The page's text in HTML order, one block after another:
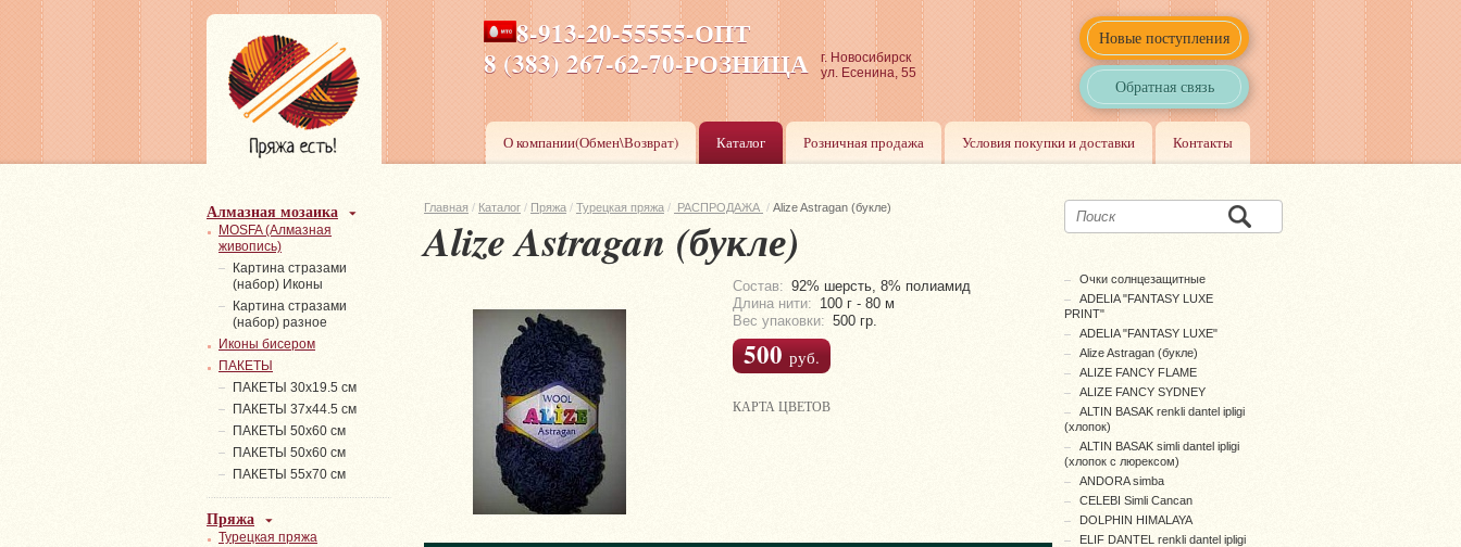
Новые поступления
Обратная связь
8-913-20-55555-ОПТ
8 (383) 267-62-70-РОЗНИЦА
ПН-ПТ 8-17,СБ-ВС 9-17
г. Новосибирск
ул. Есенина, 55
О компании(Обмен\Возврат) Каталог Розничная продажа Условия покупки и доставки Контакты
Главная / Каталог / Пряжа / Турецкая пряжа / РАСПРОДАЖА / Alize Astragan (букле)
Alize Astragan (букле)
Состав: 92% шерсть, 8% полиамид
Длина нити: 100 г - 80 м
Вес упаковки: 500 гр.
500руб.
КАРТА ЦВЕТОВ
Алмазная мозаика
MOSFA (Алмазная
живопись)
Картина стразами
(набор) Иконы
Картина стразами
(набор) разное
Иконы бисером
ПАКЕТЫ
ПАКЕТЫ 30х19.5 см
ПАКЕТЫ 37х44.5 см
ПАКЕТЫ 50х60 см
ПАКЕТЫ 50х60 см
ПАКЕТЫ 55х70 см
Пряжа
Турецкая пряжа
Очки солнцезащитные
ADELIA "FANTASY LUXE
PRINT"
ADELIA "FANTASY LUXE"
Alize Astragan (букле)
ALIZE FANCY FLAME
ALIZE FANCY SYDNEY
ALTIN BASAK renkli dantel ipligi
(хлопок)
ALTIN BASAK simli dantel ipligi
(хлопок с люрексом)
ANDORA simba
CELEBI Simli Cancan
DOLPHIN HIMALAYA
ELIF DANTEL renkli dantel ipligi